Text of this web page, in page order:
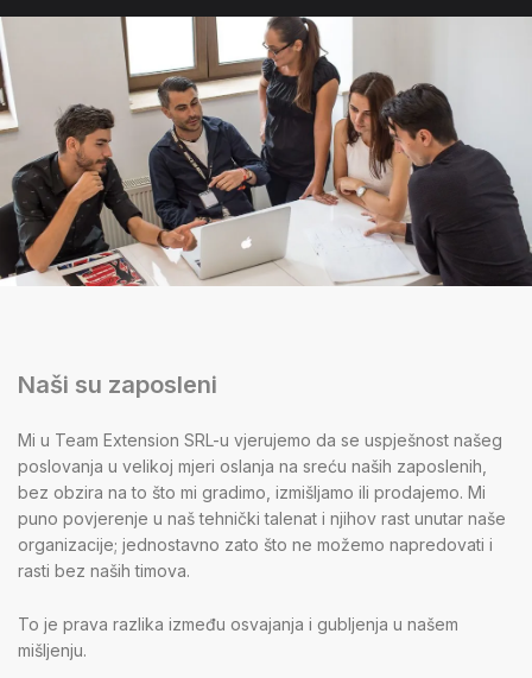
Naši su zaposleni
Mi u Team Extension SRL-u vjerujemo da se uspješnost našeg
poslovanja u velikoj mjeri oslanja na sreću naših zaposlenih,
bez obzira na to što mi gradimo, izmišljamo ili prodajemo. Mi
puno povjerenje u naš tehnički talenat i njihov rast unutar naše
organizacije; jednostavno zato što ne možemo napredovati i
rasti bez naših timova.
To je prava razlika između osvajanja i gubljenja u našem
mišljenju.